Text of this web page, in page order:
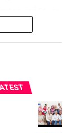
لئے الرٹ جاری
میں لینڈ
اب چھ دنوں کے
امرناتھ